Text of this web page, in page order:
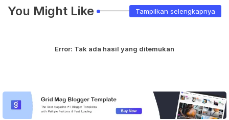
You Might Like Tampilkan selengkapnya
Error: Tak ada hasil yang ditemukan